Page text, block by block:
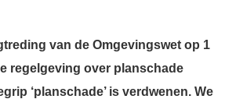
van de Omgevingswet op 1
regelgeving over planschade
‘planschade’ is verdwenen. We